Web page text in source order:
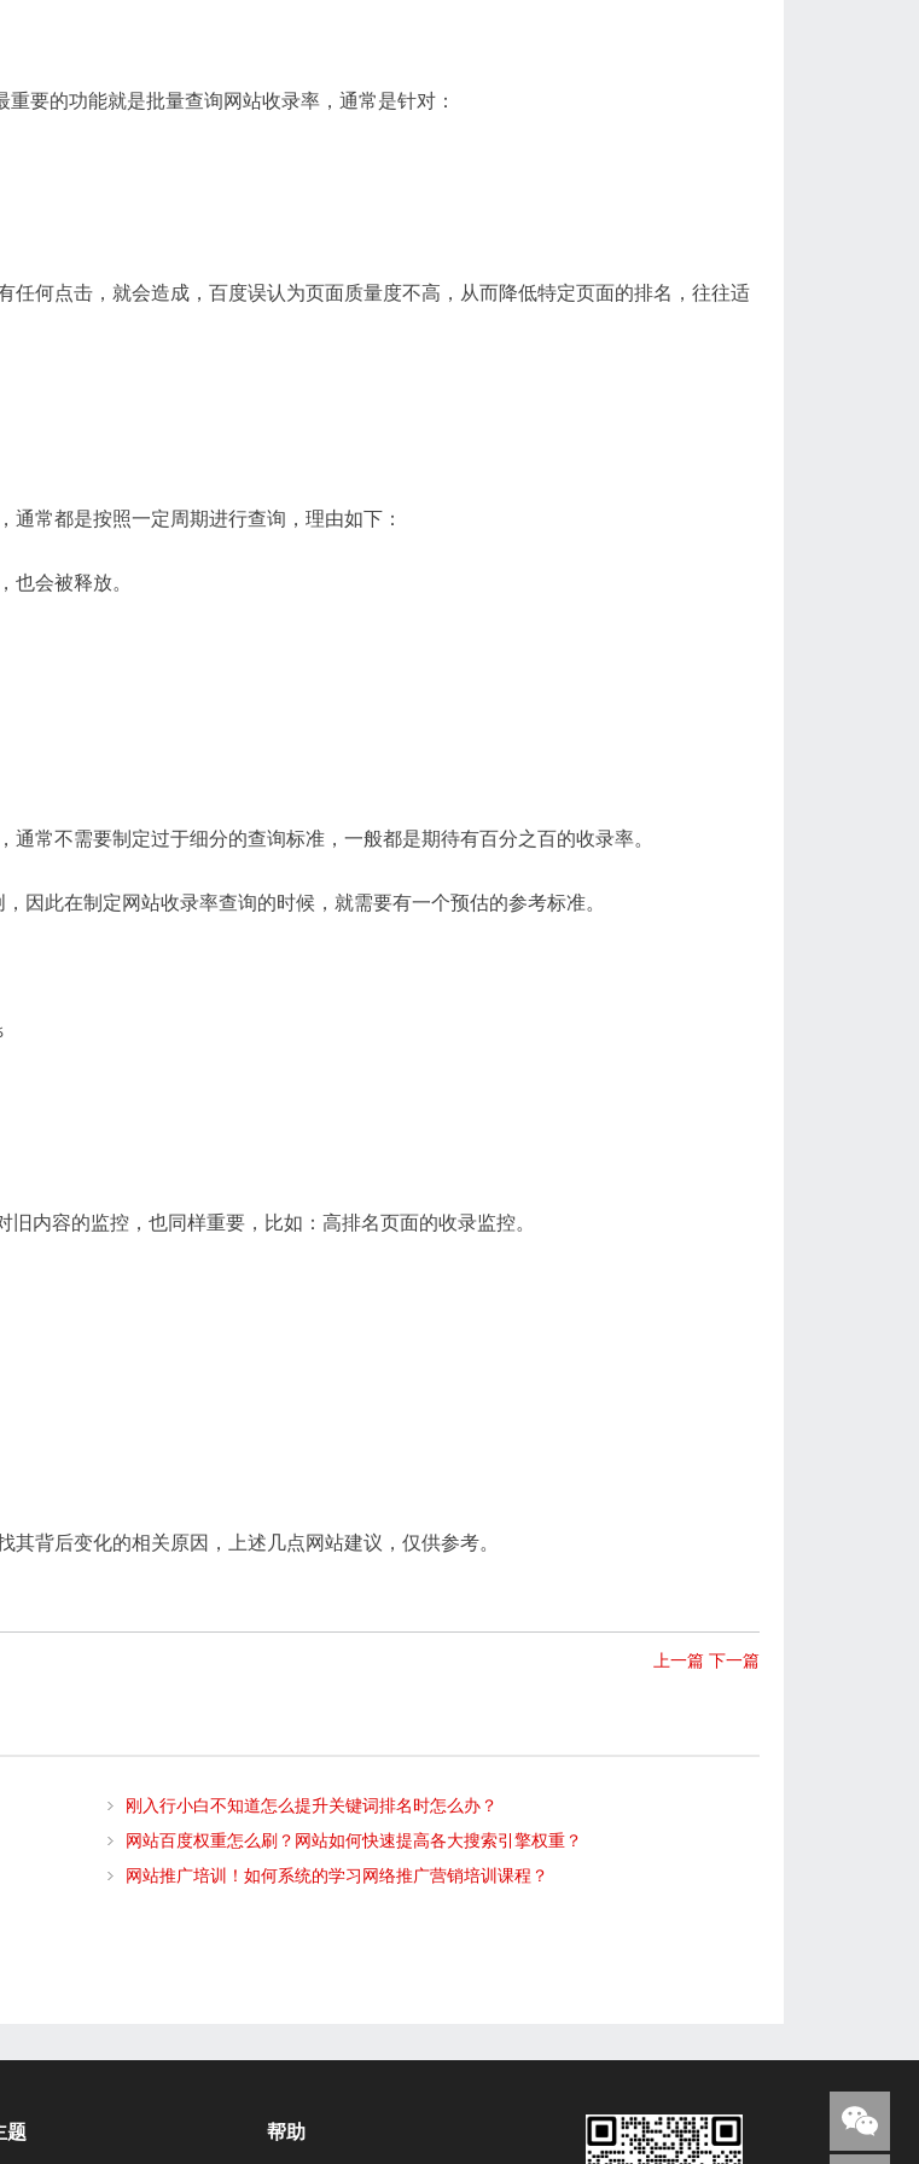
要的功能就是批量查询网站收录率，通常是针对：
何点击，就会造成，百度误认为页面质量度不高，从而降低特定页面的排名，往往适
常都是按照一定周期进行查询，理由如下：
会被释放。
常不需要制定过于细分的查询标准，一般都是期待有百分之百的收录率。
因此在制定网站收录率查询的时候，就需要有一个预估的参考标准。
内容的监控，也同样重要，比如：高排名页面的收录监控。
背后变化的相关原因，上述几点网站建议，仅供参考。
上一篇 下一篇
刚入行小白不知道怎么提升关键词排名时怎么办？
网站百度权重怎么刷？网站如何快速提高各大搜索引擎权重？
网站推广培训！如何系统的学习网络推广营销培训课程？
题 帮助